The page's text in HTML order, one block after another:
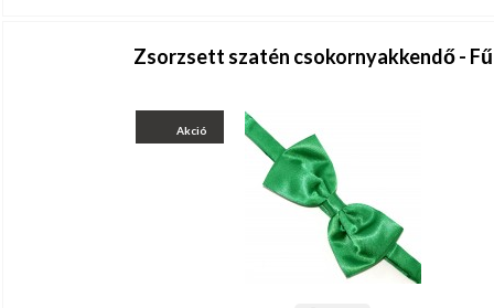
Zsorzsett szatén csokornyakkendő -
Akció